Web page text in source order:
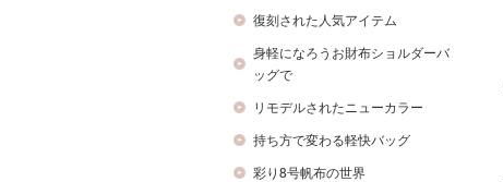
復刻された人気アイテム
身軽になろうお財布ショルダーバ
ッグで
リモデルされたニューカラー
持ち方で変わる軽快バッグ
彩り8号帆布の世界